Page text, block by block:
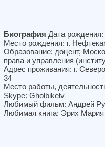
Биография Дата
Место рождения: г.
Образование: доцент,
права и управления
Адрес проживания: г.
34
Место работы,
Skype: Gholbikelv
Любимый фильм: Андрей
Любимая книга: Эрих